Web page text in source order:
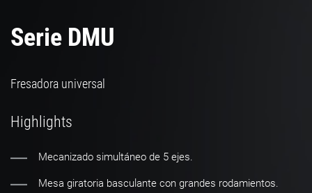
Serie DMU
Fresadora universal
Highlights
Mecanizado simultáneo de 5 ejes.
Mesa giratoria basculante con grandes rodamientos.